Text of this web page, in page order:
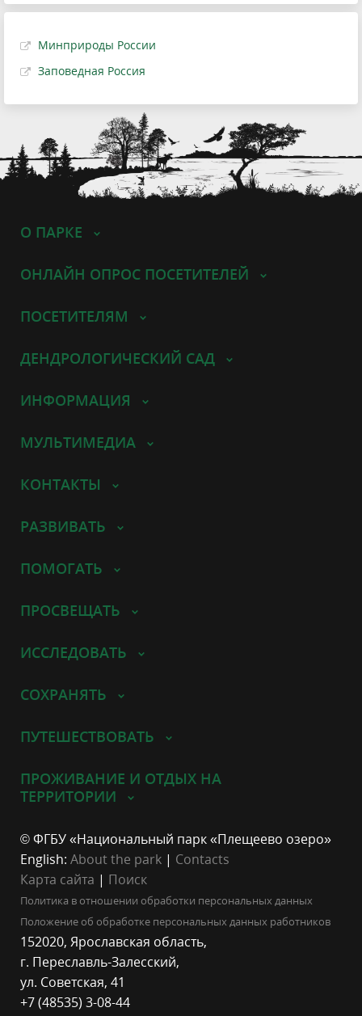
Минприроды России
Заповедная Россия
О ПАРКЕ
ОНЛАЙН ОПРОС ПОСЕТИТЕЛЕЙ
ПОСЕТИТЕЛЯМ
ДЕНДРОЛОГИЧЕСКИЙ САД
ИНФОРМАЦИЯ
МУЛЬТИМЕДИА
КОНТАКТЫ
РАЗВИВАТЬ
ПОМОГАТЬ
ПРОСВЕЩАТЬ
ИССЛЕДОВАТЬ
СОХРАНЯТЬ
ПУТЕШЕСТВОВАТЬ
ПРОЖИВАНИЕ И ОТДЫХ НА
ТЕРРИТОРИИ
© ФГБУ «Национальный парк «Плещеево озеро»
English: About the park | Contacts
Карта сайта | Поиск
Политика в отношении обработки персональных данных
Положение об обработке персональных данных работников
152020, Ярославская область,
г. Переславль-Залесский,
ул. Советская, 41
+7 (48535) 3-08-44